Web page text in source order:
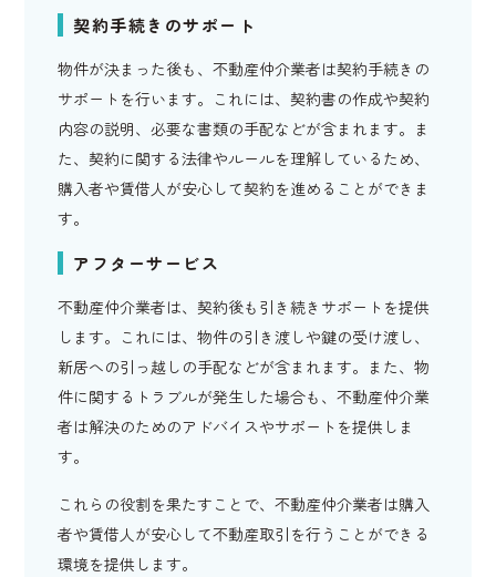
契約手続きのサポート
物件が決まった後も、不動産仲介業者は契約手続きの
サポートを行います。これには、契約書の作成や契約
内容の説明、必要な書類の手配などが含まれます。ま
た、契約に関する法律やルールを理解しているため、
購入者や賃借人が安心して契約を進めることができま
す。
アフターサービス
不動産仲介業者は、契約後も引き続きサポートを提供
します。これには、物件の引き渡しや鍵の受け渡し、
新居への引っ越しの手配などが含まれます。また、物
件に関するトラブルが発生した場合も、不動産仲介業
者は解決のためのアドバイスやサポートを提供しま
す。
これらの役割を果たすことで、不動産仲介業者は購入
者や賃借人が安心して不動産取引を行うことができる
環境を提供します。